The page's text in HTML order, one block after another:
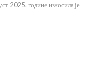
2025. године износила је